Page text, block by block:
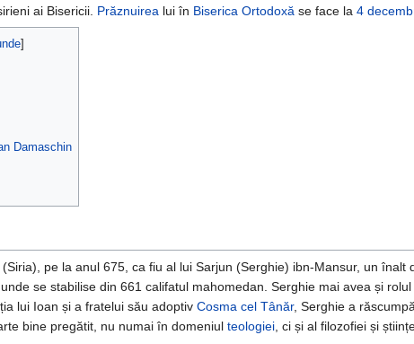
ai Bisericii. Prăznuirea lui în Biserica Ortodoxă se face la 4
Damaschin
(Siria), pe la anul 675, ca fiu al lui Sarjun (Serghie) ibn-Mansur, un înalt
se stabilise din 661 califatul mahomedan. Serghie mai avea și
lui Ioan și a fratelui său adoptiv Cosma cel Tânăr, Serghie a
bine pregătit, nu numai în domeniul teologiei, ci și al filozofiei și